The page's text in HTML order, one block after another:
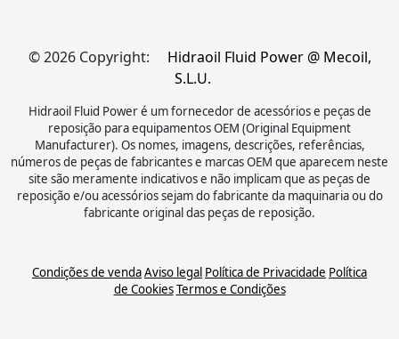
© 2026 Copyright:
Hidraoil Fluid Power @ Mecoil,
S.L.U.
Hidraoil Fluid Power é um fornecedor de acessórios e peças de
reposição para equipamentos OEM (Original Equipment
Manufacturer). Os nomes, imagens, descrições, referências,
números de peças de fabricantes e marcas OEM que aparecem neste
site são meramente indicativos e não implicam que as peças de
reposição e/ou acessórios sejam do fabricante da maquinaria ou do
fabricante original das peças de reposição.
Condições de vendaAviso legal Política de Privacidade Política
de CookiesTermos e Condições